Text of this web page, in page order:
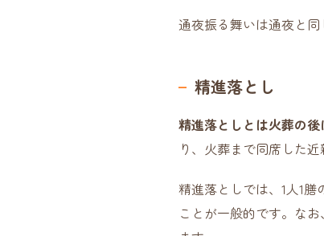
通夜振る舞いは通夜と同
精進落とし
精進落としとは火葬の
り、火葬まで同席した
精進落としでは、1人1
ことが一般的です。な